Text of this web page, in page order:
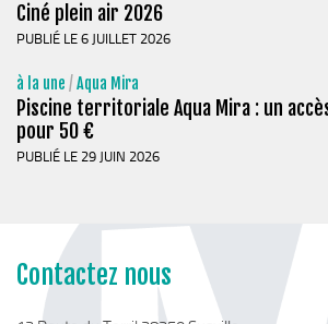
Ciné plein air 2026
PUBLIÉ LE 6 JUILLET 2026
à la une /Aqua Mira
Piscine territoriale Aqua Mira : un
pour 50 €
PUBLIÉ LE 29 JUIN 2026
Contactez nous